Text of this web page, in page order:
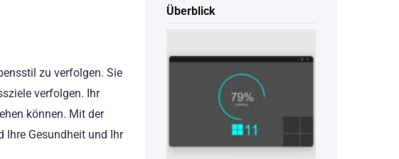
zu verfolgen. Sie
verfolgen. Ihr
können. Mit der
Ihre Gesundheit und Ihr
Überblick